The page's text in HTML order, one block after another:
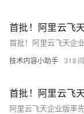
首批！阿里云飞天企
技术内容小助手 318